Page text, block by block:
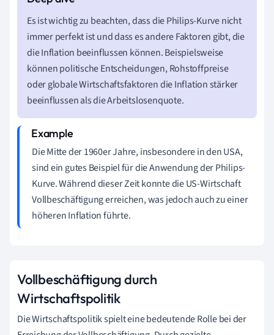
Es ist wichtig zu beachten, dass die Philips-Kurve nicht
immer perfekt ist und dass es andere Faktoren gibt, die
die Inflation beeinflussen können. Beispielsweise
können politische Entscheidungen, Rohstoffpreise
oder globale Wirtschaftsfaktoren die Inflation stärker
beeinflussen als die Arbeitslosenquote.
Die Mitte der 1960er Jahre, insbesondere in den USA,
sind ein gutes Beispiel für die Anwendung der Philips-
Kurve. Während dieser Zeit konnte die US-Wirtschaft
Vollbeschäftigung erreichen, was jedoch auch zu einer
höheren Inflation führte.
Vollbeschäftigung durch
Wirtschaftspolitik
Die Wirtschaftspolitik spielt eine bedeutende Rolle bei der